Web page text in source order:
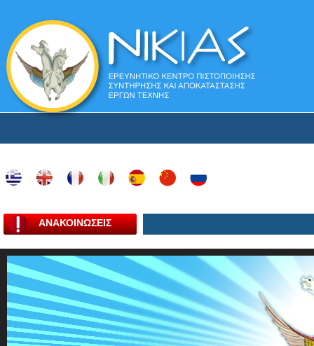
ΑΝΑΚΟΙΝΩΣΕΙΣ